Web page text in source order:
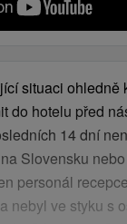
situaci ohledně
do hotelu před
14 dní
Slovensku
personál
nebyl ve styku s